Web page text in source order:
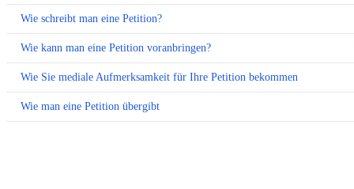
Wie schreibt man eine Petition?
Wie kann man eine Petition voranbringen?
Wie Sie mediale Aufmerksamkeit für Ihre Petition bekommen
Wie man eine Petition übergibt